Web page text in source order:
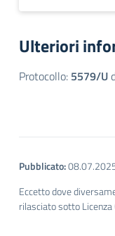
Ulteriori
Protocollo: 5579/U
Pubblicato:
Eccetto dove
rilasciato sotto